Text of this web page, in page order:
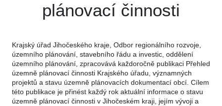
plánovací činnosti
Krajský úřad Jihočeského kraje, Odbor regionálního rozvoje,
územního plánování, stavebního řádu a investic, oddělení
územního plánování, zpracovává každoročně publikaci Přehled
územně plánovací činnosti Krajského úřadu, významných
projektů a stavu územně plánovacích dokumentací obcí. Cílem
této publikace je přinést každý rok aktuální informace o stavu
územně plánovací činnosti v Jihočeském kraji, jejím vývoji a